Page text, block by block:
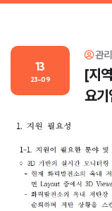
13
23-09
관
[지
요